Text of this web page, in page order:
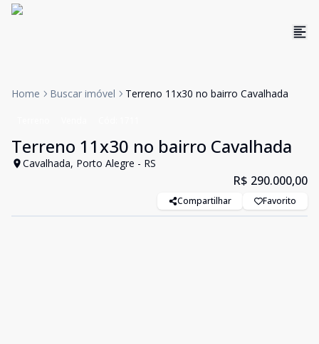
Home Buscar imóvel Terreno 11x30 no bairro Cavalhada
Terreno 11x30 no bairro Cavalhada
Cavalhada, Porto Alegre - RS
R$ 290.000,00
Compartilhar Favorito